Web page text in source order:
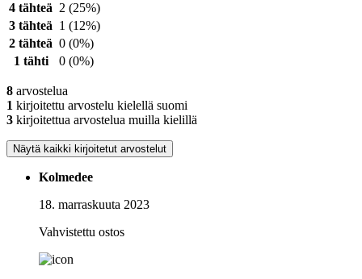
4 tähteä 2 (25%)
3 tähteä 1 (12%)
2 tähteä 0 (0%)
1 tähti
0 (0%)
8 arvostelua
1 kirjoitettu arvostelu kielellä suomi
3 kirjoitettua arvostelua muilla kielillä
Näytä kaikki kirjoitetut arvostelut
Kolmedee
18. marraskuuta 2023
Vahvistettu ostos